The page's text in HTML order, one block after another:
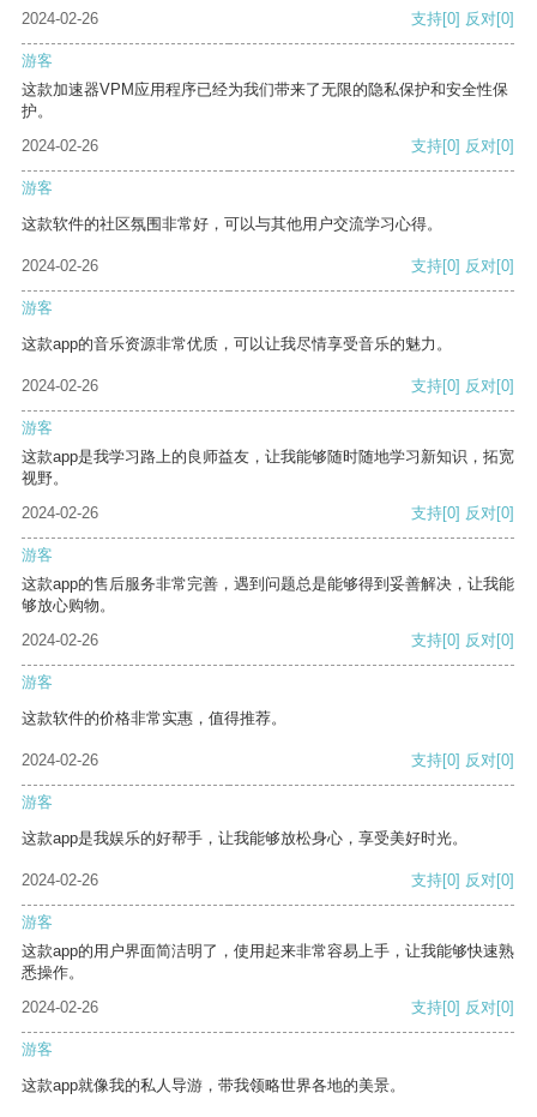
2024-02-26 支持[0] 反对[0]
游客
这款加速器VPM应用程序已经为我们带来了无限的隐私保护和安全性保
护。
2024-02-26
支持[0] 反对[0]
游客
这款软件的社区氛围非常好，可以与其他用户交流学习心得。
2024-02-26 支持[0] 反对[0]
游客
这款app的音乐资源非常优质，可以让我尽情享受音乐的魅力。
2024-02-26 支持[0] 反对[0]
游客
这款app是我学习路上的良师益友，让我能够随时随地学习新知识，拓宽
视野。
2024-02-26
支持[0] 反对[0]
游客
这款app的售后服务非常完善，遇到问题总是能够得到妥善解决，让我能
够放心购物。
2024-02-26
支持[0] 反对[0]
游客
这款软件的价格非常实惠，值得推荐。
2024-02-26 支持[0] 反对[0]
游客
这款app是我娱乐的好帮手，让我能够放松身心，享受美好时光。
2024-02-26 支持[0] 反对[0]
游客
这款app的用户界面简洁明了，使用起来非常容易上手，让我能够快速熟
悉操作。
2024-02-26
支持[0] 反对[0]
游客
这款app就像我的私人导游，带我领略世界各地的美景。